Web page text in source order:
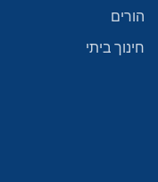
הורים
חינוך ביתי